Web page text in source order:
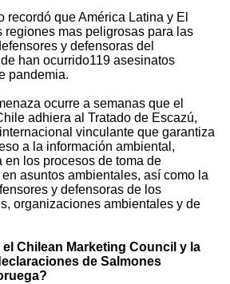
recordó que América Latina y El
regiones mas peligrosas para las
y defensoras del
han ocurrido119 asesinatos
pandemia.
ocurre a semanas que el
adhiera al Tratado de Escazú,
vinculante que garantiza
a la información ambiental,
los procesos de toma de
asuntos ambientales, así como la
y defensoras de los
organizaciones ambientales y de
el Chilean Marketing Council y la
de Salmones